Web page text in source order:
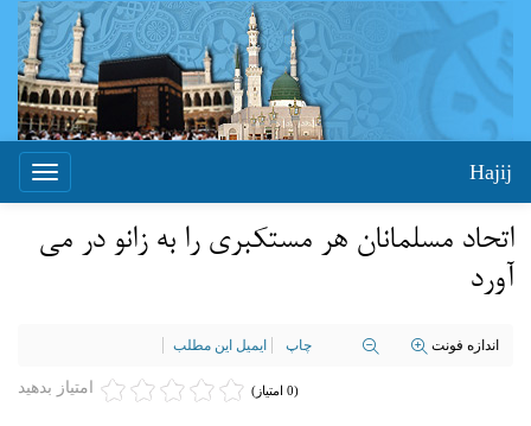
Toggle
Hajij
اتحاد مسلمانان هر مستکبری را به زانو در می
آورد
اندازه فونت چاپ ایمیل این مطلب
امتیاز بدهید (0 امتیاز)